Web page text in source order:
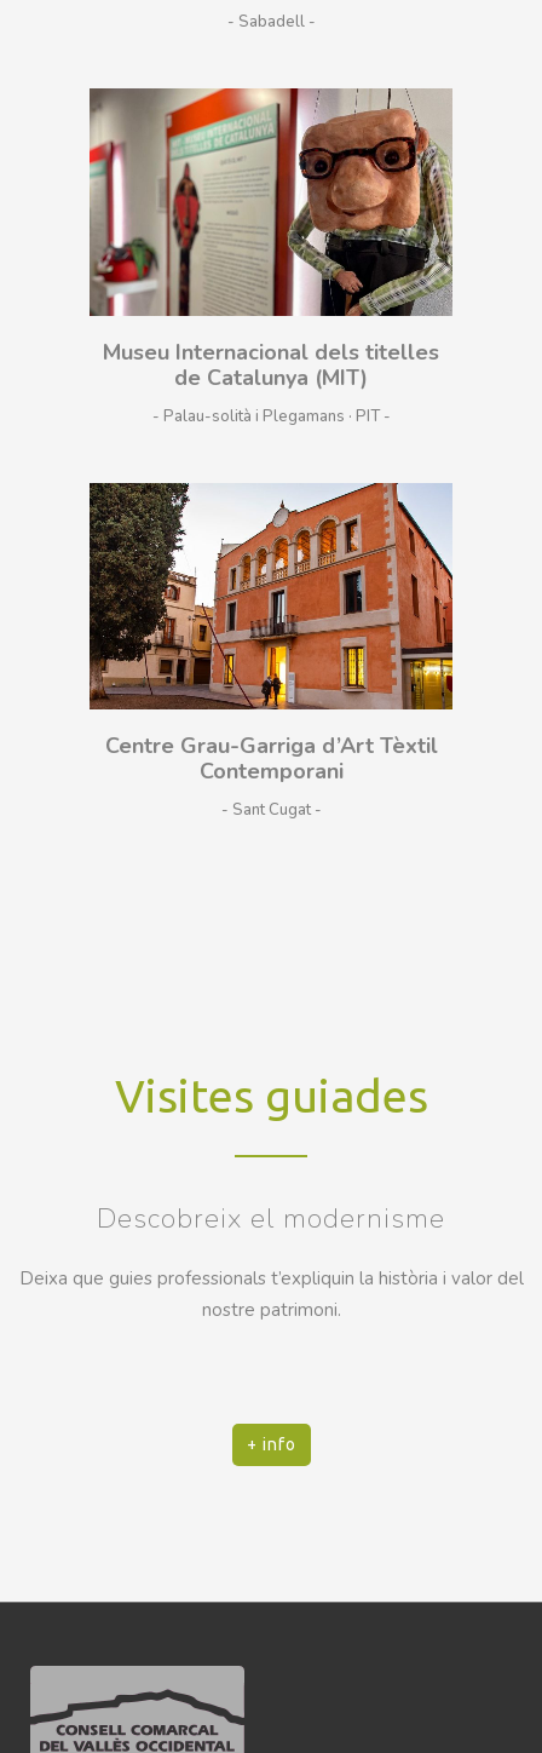
- Sabadell
Museu Internacional dels titelles
de Catalunya (MIT)
- Palau-solità i Plegamans · PIT
Centre Grau-Garriga d’Art Tèxtil
Contemporani
- Sant Cugat
Visites guiades
Descobreix el modernisme
Deixa que guies professionals t’expliquin la història i valor del
nostre patrimoni.
+ info